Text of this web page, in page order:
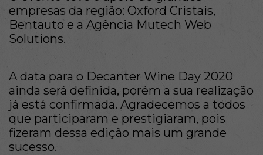
empresas da região: Oxford Cristais,
Bentauto e a Agência Mutech Web
Solutions.
A data para o Decanter Wine Day 2020
ainda será definida, porém a sua realização
já está confirmada. Agradecemos a todos
que participaram e prestigiaram, pois
fizeram dessa edição mais um grande
sucesso.